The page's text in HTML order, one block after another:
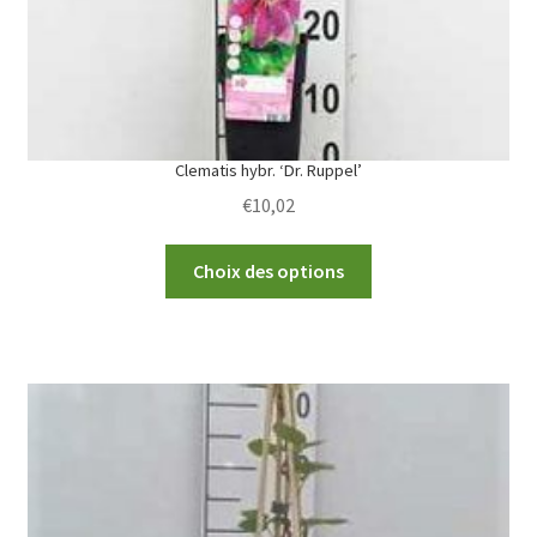
Clematis hybr. ‘Dr. Ruppel’
€10,02
Choix des options